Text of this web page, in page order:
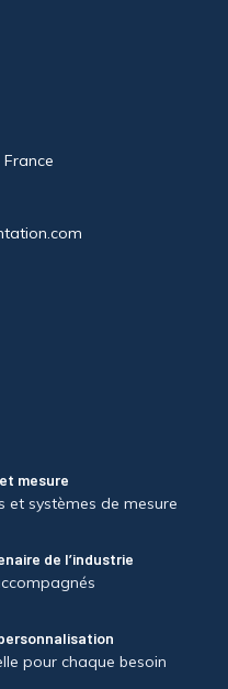
France
mesure
et systèmes de mesure
de l’industrie
pour chaque besoin